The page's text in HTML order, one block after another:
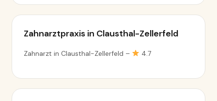
Zahnarztpraxis in Clausthal-Zellerfeld
Zahnarzt in Clausthal-Zellerfeld – 4.7